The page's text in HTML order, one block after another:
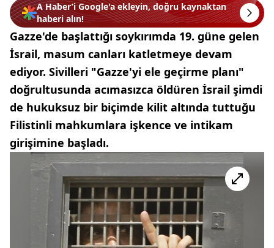
A Haber’i Google'a ekleyin, doğru kaynaktan
haberi alın!
Gazze'de başlattığı soykırımda 19. güne gelen
İsrail, masum canları katletmeye devam
ediyor. Sivilleri "Gazze'yi ele geçirme planı"
doğrultusunda acımasızca öldüren İsrail şimdi
de hukuksuz bir biçimde kilit altında tuttuğu
Filistinli mahkumlara işkence ve intikam
girişimine başladı.